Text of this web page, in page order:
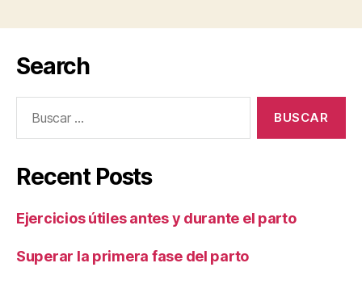
Search
Recent Posts
Ejercicios útiles antes y durante el parto
Superar la primera fase del parto